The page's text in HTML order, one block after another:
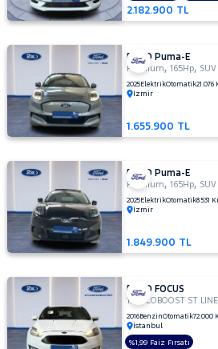
2.182.900 TL
FORD Puma-E
Premium,165Hp, SUV
2025ElektrikOtomatik21.076
İzmir
1.655.900 TL
FORD Puma-E
Premium,165Hp, SUV
2025ElektrikOtomatik8.531
İzmir
1.849.900 TL
FORD FOCUS
1.0 ECOBOOST ST
2016BenzinOtomatik72.000
İstanbul
%1,99 Faiz Fırsatı